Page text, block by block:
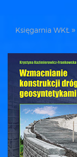
Księgarnia WKŁ